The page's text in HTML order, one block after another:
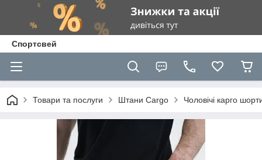
Спортсвей
Товари та послуги Штани Cargo Чоловічі карго